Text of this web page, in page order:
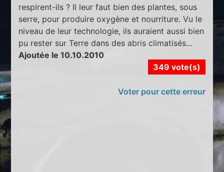
respirent-ils ? Il leur faut bien des plantes, sous
serre, pour produire oxygène et nourriture. Vu le
niveau de leur technologie, ils auraient aussi bien
pu rester sur Terre dans des abris climatisés...
Ajoutée le 10.10.2010
349 vote(s)
Voter pour cette erreur